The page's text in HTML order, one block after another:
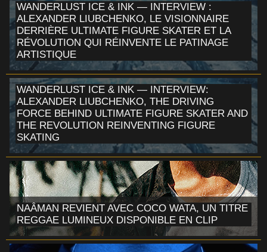
WANDERLUST ICE & INK — INTERVIEW :
ALEXANDER LIUBCHENKO, LE VISIONNAIRE
DERRIÈRE ULTIMATE FIGURE SKATER ET LA
RÉVOLUTION QUI RÉINVENTE LE PATINAGE
ARTISTIQUE
WANDERLUST ICE & INK — INTERVIEW:
ALEXANDER LIUBCHENKO, THE DRIVING
FORCE BEHIND ULTIMATE FIGURE SKATER AND
THE REVOLUTION REINVENTING FIGURE
SKATING
NAÂMAN REVIENT AVEC COCO WATA, UN TITRE
REGGAE LUMINEUX DISPONIBLE EN CLIP